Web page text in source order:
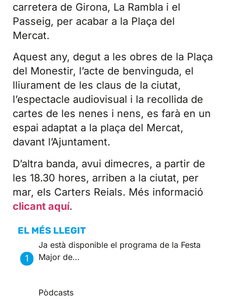
carretera de Girona, La Rambla i el
Passeig, per acabar a la Plaça del
Mercat.
Aquest any, degut a les obres de la Plaça
del Monestir, l’acte de benvinguda, el
lliurament de les claus de la ciutat,
l’espectacle audiovisual i la recollida de
cartes de les nenes i nens, es farà en un
espai adaptat a la plaça del Mercat,
davant l’Ajuntament.
D’altra banda, avui dimecres, a partir de
les 18.30 hores, arriben a la ciutat, per
mar, els Carters Reials. Més informació
clicant aquí.
EL MÉS LLEGIT
Ja està disponible el programa de la Festa
Major de…
Pòdcasts